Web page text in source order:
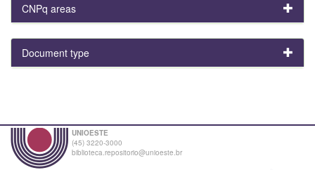
CNPq areas
Document type
UNIOESTE
(45) 3220-3000
biblioteca.repositorio@unioeste.br